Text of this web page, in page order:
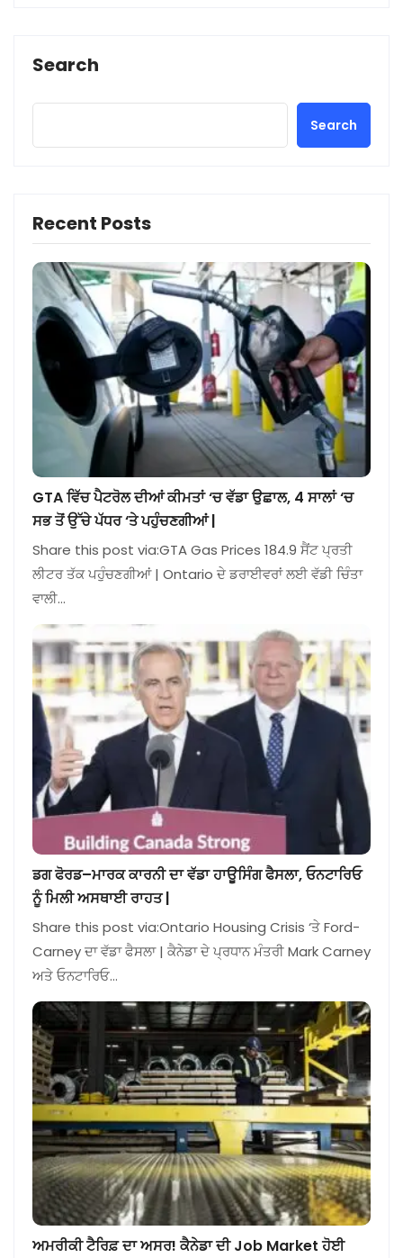
Search
Search
Recent Posts
GTA ਵਿੱਚ ਪੈਟਰੋਲ ਦੀਆਂ ਕੀਮਤਾਂ ‘ਚ ਵੱਡਾ ਉਛਾਲ, 4 ਸਾਲਾਂ ‘ਚ
ਸਭ ਤੋਂ ਉੱਚੇ ਪੱਧਰ ‘ਤੇ ਪਹੁੰਚਣਗੀਆਂ |
Share this post via:GTA Gas Prices 184.9 ਸੈਂਟ ਪ੍ਰਤੀ
ਲੀਟਰ ਤੱਕ ਪਹੁੰਚਣਗੀਆਂ | Ontario ਦੇ ਡਰਾਈਵਰਾਂ ਲਈ ਵੱਡੀ ਚਿੰਤਾ
ਵਾਲੀ…
ਡਗ ਫੋਰਡ–ਮਾਰਕ ਕਾਰਨੀ ਦਾ ਵੱਡਾ ਹਾਊਸਿੰਗ ਫੈਸਲਾ, ਓਨਟਾਰਿਓ
ਨੂੰ ਮਿਲੀ ਅਸਥਾਈ ਰਾਹਤ |
Share this post via:Ontario Housing Crisis ‘ਤੇ Ford-
Carney ਦਾ ਵੱਡਾ ਫੈਸਲਾ | ਕੈਨੇਡਾ ਦੇ ਪ੍ਰਧਾਨ ਮੰਤਰੀ Mark Carney
ਅਤੇ ਓਨਟਾਰਿਓ…
ਅਮਰੀਕੀ ਟੈਰਿਫ਼ ਦਾ ਅਸਰ! ਕੈਨੇਡਾ ਦੀ Job Market ਹੋਈ